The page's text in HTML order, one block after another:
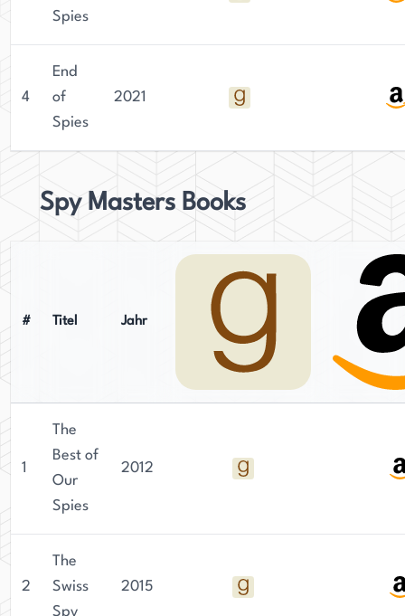
Spies
4
End
of
Spies
2021
Spy Masters Books
# Titel Jahr
1
The
Best of
Our
Spies
2012
2
The
Swiss
Spy
2015